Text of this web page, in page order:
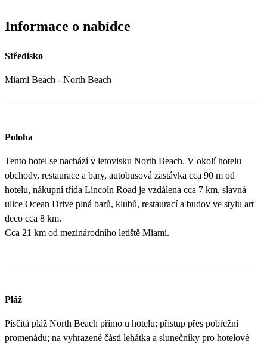
Informace o nabídce
Středisko
Miami Beach - North Beach
Poloha
Tento hotel se nachází v letovisku North Beach. V okolí hotelu
obchody, restaurace a bary, autobusová zastávka cca 90 m od
hotelu, nákupní třída Lincoln Road je vzdálena cca 7 km, slavná
ulice Ocean Drive plná barů, klubů, restaurací a budov ve stylu art
deco cca 8 km.
Cca 21 km od mezinárodního letiště Miami.
Pláž
Písčitá pláž North Beach přímo u hotelu; přístup přes pobřežní
promenádu; na vyhrazené části lehátka a slunečníky pro hotelové